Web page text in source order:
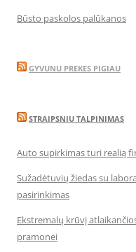
Būsto paskolos palūkanos
GYVUNU PREKES PIGIAU
STRAIPSNIU TALPINIMAS
Auto supirkimas turi realią
Sužadėtuvių žiedas su
pasirinkimas
Ekstremalų krūvį
pramonei